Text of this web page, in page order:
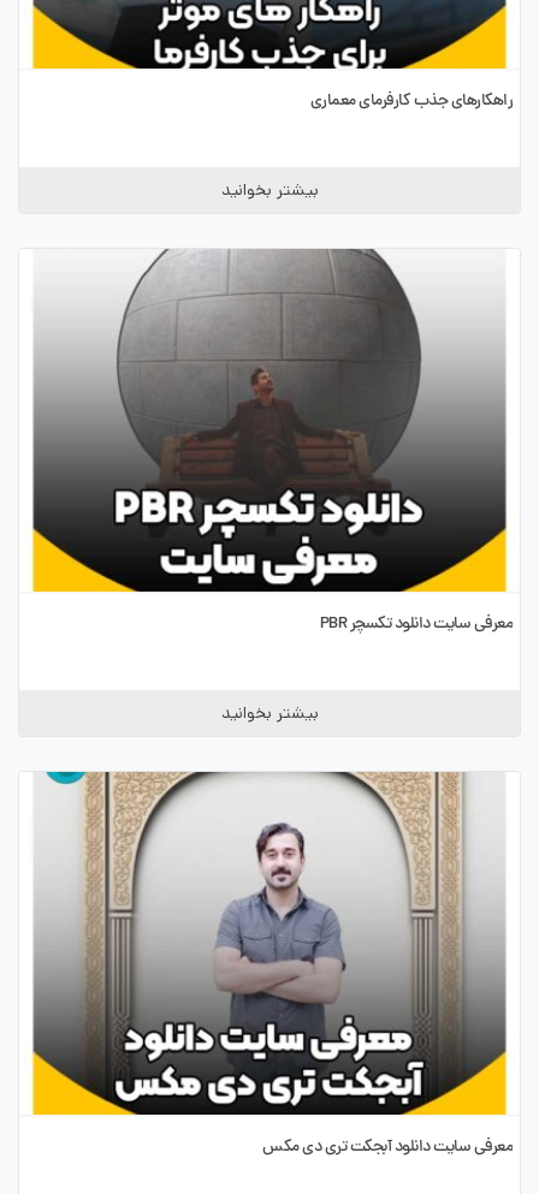
راهکارهای جذب کارفرمای معماری
بیشتر بخوانید
معرفی سایت دانلود تکسچر PBR
بیشتر بخوانید
معرفی سایت دانلود آبجکت تری دی مکس